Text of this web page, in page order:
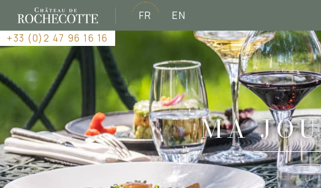
+33 (0)2 47 96 16 16
FR EN
MA